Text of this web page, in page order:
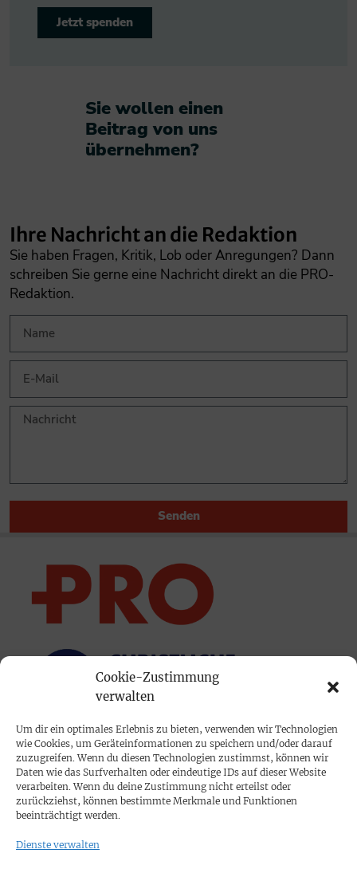
Cookie-Zustimmung
verwalten
Um dir ein optimales Erlebnis zu bieten, verwenden wir Technologien
wie Cookies, um Geräteinformationen zu speichern und/oder darauf
zuzugreifen. Wenn du diesen Technologien zustimmst, können wir
Daten wie das Surfverhalten oder eindeutige IDs auf dieser Website
verarbeiten. Wenn du deine Zustimmung nicht erteilst oder
zurückziehst, können bestimmte Merkmale und Funktionen
beeinträchtigt werden.
Dienste verwalten
Jetzt spenden
Sie wollen einen
Beitrag von uns
übernehmen?​
Ihre Nachricht an die Redaktion
Sie haben Fragen, Kritik, Lob oder Anregungen? Dann
schreiben Sie gerne eine Nachricht direkt an die PRO-
Redaktion.
Senden
PRINTAUSGABE
Mediadaten
Impressum